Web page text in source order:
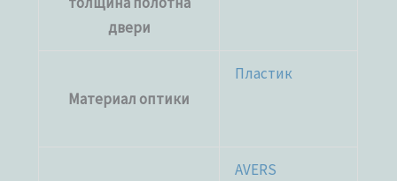
двери
Материал оптики
Пластик
AVERS